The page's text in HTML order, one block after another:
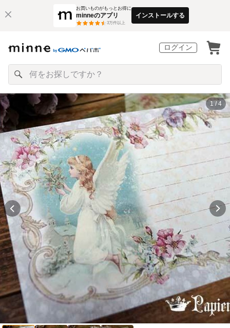
お買いものがもっとお得に
minneのアプリ
3万件以上
インストールする
ログイン
1 / 4